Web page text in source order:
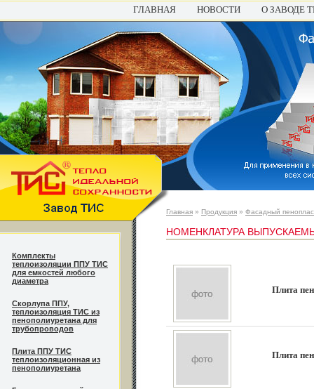
ГЛАВНАЯ НОВОСТИ О ЗАВОДЕ
Комплекты
теплоизоляции ППУ ТИС
для емкостей любого
диаметра
Cкорлупа ППУ,
теплоизоляция ТИС из
пенополиуретана для
трубопроводов
Плита ППУ ТИС
теплоизоляционная из
пенополиуретана
Главная » Продукция » Фасадный
НОМЕНКЛАТУРА
Плита
Плита